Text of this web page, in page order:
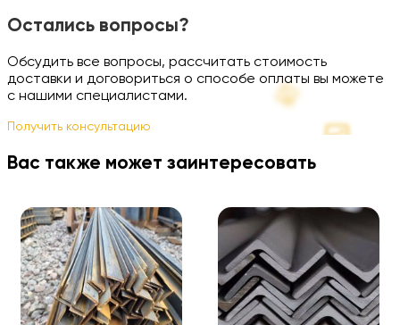
Остались вопросы?
Обсудить все вопросы, рассчитать стоимость
доставки и договориться о способе оплаты вы можете
с нашими специалистами.
Получить консультацию
Вас также может заинтересовать